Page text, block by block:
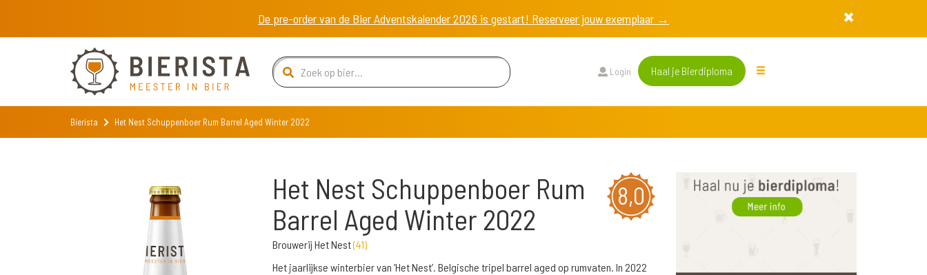
De pre-order van de Bier Adventskalender 2026 is gestart! Reserveer jouw exemplaar →
Login Haal je Bierdiploma
Bierista Het Nest Schuppenboer Rum Barrel Aged Winter 2022
8,0
Het Nest Schuppenboer Rum
Barrel Aged Winter 2022
Brouwerij Het Nest(41)
Het jaarlijkse winterbier van ‘Het Nest’. Belgische tripel barrel aged op rumvaten. In 2022